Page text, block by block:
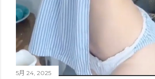
5月 24, 2025